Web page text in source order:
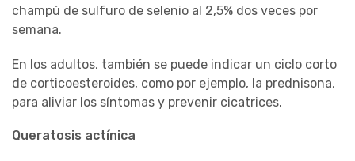
champú de sulfuro de selenio al 2,5% dos veces por
semana.
En los adultos, también se puede indicar un ciclo corto
de corticoesteroides, como por ejemplo, la prednisona,
para aliviar los síntomas y prevenir cicatrices.
Queratosis actínica